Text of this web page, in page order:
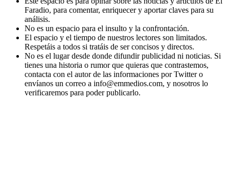
Faradio, para comentar, enriquecer y aportar claves para su
análisis.
No es un espacio para el insulto y la confrontación.
El espacio y el tiempo de nuestros lectores son limitados.
Respetáis a todos si tratáis de ser concisos y directos.
No es el lugar desde donde difundir publicidad ni noticias. Si
tienes una historia o rumor que quieras que contrastemos,
contacta con el autor de las informaciones por Twitter o
envíanos un correo a info@emmedios.com, y nosotros lo
verificaremos para poder publicarlo.